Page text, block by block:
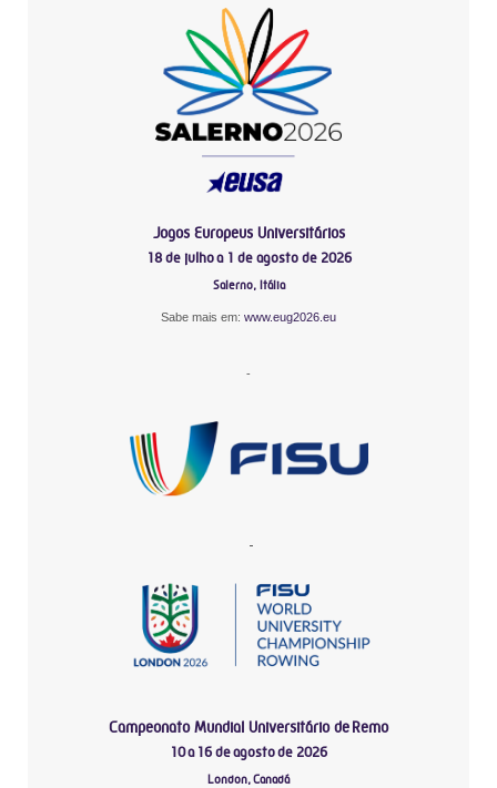
Jogos Europeus Universitários
18 de julho a 1 de agosto de 2026
Salerno, Itália
Sabe mais em: www.eug2026.eu
-
-
Campeonato Mundial Universitário de Remo
10 a 16 de agosto de 2026
London, Canadá